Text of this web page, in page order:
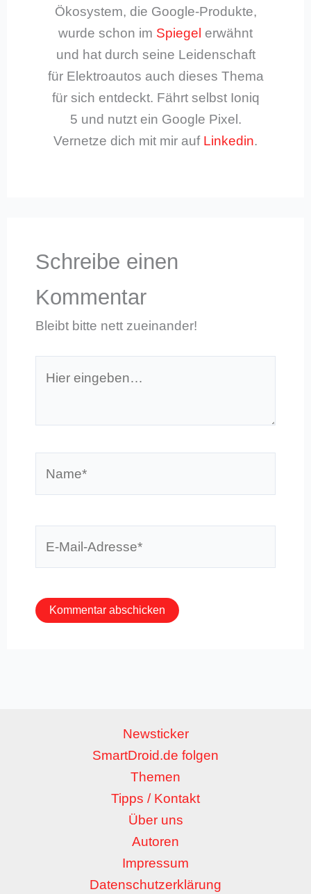
Ökosystem, die Google-Produkte,
wurde schon im Spiegel erwähnt
und hat durch seine Leidenschaft
für Elektroautos auch dieses Thema
für sich entdeckt. Fährt selbst Ioniq
5 und nutzt ein Google Pixel.
Vernetze dich mit mir auf Linkedin.
Schreibe einen
Kommentar
Bleibt bitte nett zueinander!
eingeben…
Newsticker
SmartDroid.de folgen
Themen
Tipps / Kontakt
Über uns
Autoren
Impressum
Datenschutzerklärung